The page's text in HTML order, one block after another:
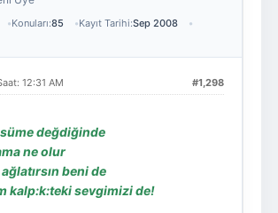
Konuları:85 Kayıt Tarihi:Sep 2008
#1,298
12:31 AM
değdiğinde
ne olur
beni de
kalp:k:teki sevgimizi de!